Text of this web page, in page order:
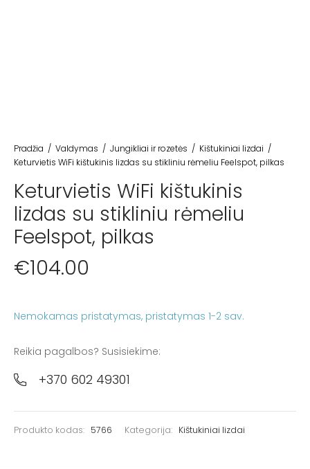
Pradžia / Valdymas / Jungikliai ir rozetės / Kištukiniai lizdai /
Keturvietis WiFi kištukinis lizdas su stikliniu rėmeliu Feelspot, pilkas
Keturvietis WiFi kištukinis
lizdas su stikliniu rėmeliu
Feelspot, pilkas
€104.00
Nemokamas pristatymas
Reikia pagalbos? Susisiekime:
+370 602 49301
Produkto kodas: 5766 Kategorija: Kištukiniai lizdai